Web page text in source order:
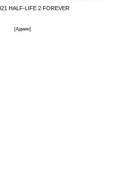
HALF-LIFE 2 FOREVER
[Админ]